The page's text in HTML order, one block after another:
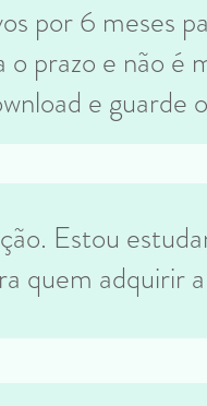
por 6 meses
prazo e não é
e guarde
Estou
quem adquirir